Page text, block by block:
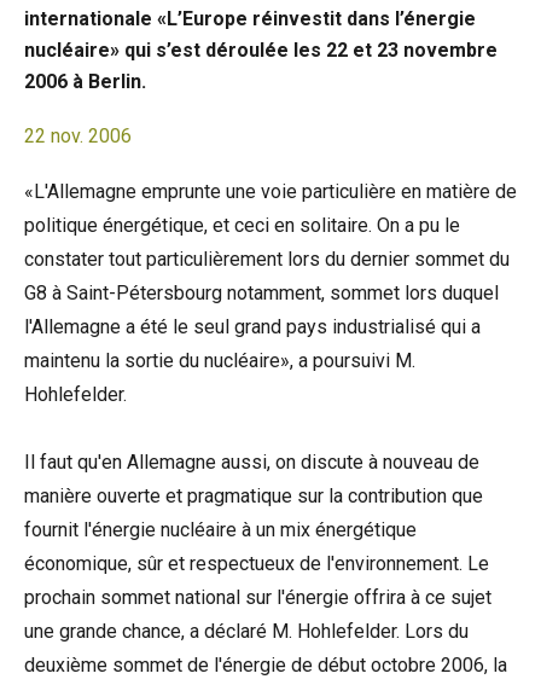
internationale «L’Europe réinvestit dans l’énergie
nucléaire» qui s’est déroulée les 22 et 23 novembre
2006 à Berlin.
22 nov. 2006
«L'Allemagne emprunte une voie particulière en matière de
politique énergétique, et ceci en solitaire. On a pu le
constater tout particulièrement lors du dernier sommet du
G8 à Saint-Pétersbourg notamment, sommet lors duquel
l'Allemagne a été le seul grand pays industrialisé qui a
maintenu la sortie du nucléaire», a poursuivi M.
Hohlefelder.
Il faut qu'en Allemagne aussi, on discute à nouveau de
manière ouverte et pragmatique sur la contribution que
fournit l'énergie nucléaire à un mix énergétique
économique, sûr et respectueux de l'environnement. Le
prochain sommet national sur l'énergie offrira à ce sujet
une grande chance, a déclaré M. Hohlefelder. Lors du
deuxième sommet de l'énergie de début octobre 2006, la